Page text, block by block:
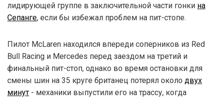
лидирующей группе в заключительной части гонки на
Сепанге, если бы избежал проблем на пит-стопе.
Пилот McLaren находился впереди соперников из Red
Bull Racing и Mercedes перед заездом на третий и
финальный пит-стоп, однако во время остановки для
смены шин на 35 круге британец потерял около двух
минут - механики выпустили его на трассу, когда